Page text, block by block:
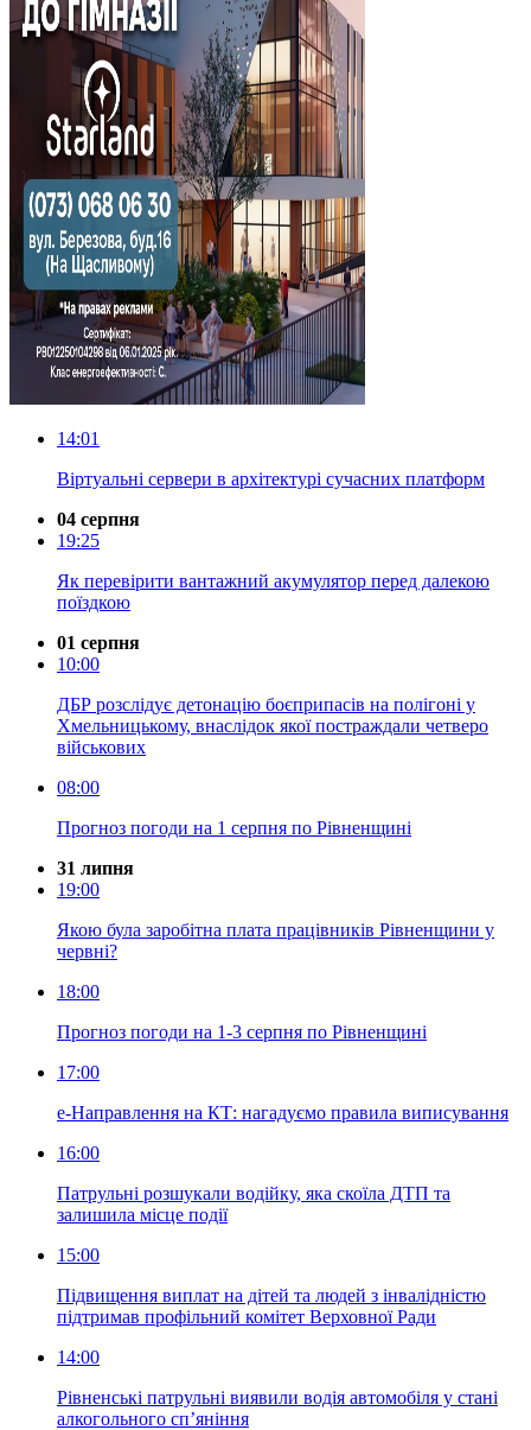
14:01
Віртуальні сервери в архітектурі сучасних платформ
04 серпня
19:25
Як перевірити вантажний акумулятор перед далекою
поїздкою
01 серпня
10:00
ДБР розслідує детонацію боєприпасів на полігоні у
Хмельницькому, внаслідок якої постраждали четверо
військових
08:00
Прогноз погоди на 1 серпня по Рівненщині
31 липня
19:00
Якою була заробітна плата працівників Рівненщини у
червні?
18:00
Прогноз погоди на 1-3 серпня по Рівненщині
17:00
е-Направлення на КТ: нагадуємо правила виписування
16:00
Патрульні розшукали водійку, яка скоїла ДТП та
залишила місце події
15:00
Підвищення виплат на дітей та людей з інвалідністю
підтримав профільний комітет Верховної Ради
14:00
Рівненські патрульні виявили водія автомобіля у стані
алкогольного сп’яніння